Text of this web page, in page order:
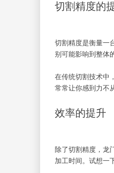
切割精度的
切割精度是衡量一
别可能影响到整体
在传统切割技术中
常常让你感到力不
效率的提升
除了切割精度，龙
加工时间。试想一